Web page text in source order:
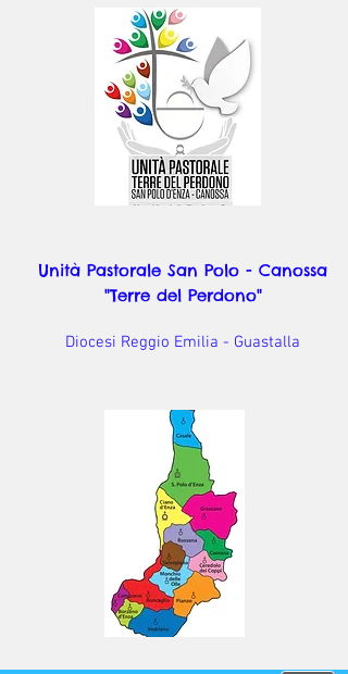
Unità Pastorale San Polo - Canossa
"Terre del Perdono"
Diocesi Reggio Emilia - Guastalla